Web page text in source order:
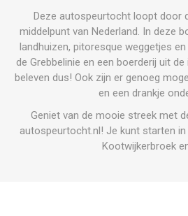
Deze autospeurtocht loopt door
middelpunt van Nederland. In deze
landhuizen, pitoresque weggetjes
de Grebbelinie en een boerderij uit
beleven dus! Ook zijn er genoeg
en een drankje
Geniet van de mooie streek met
autospeurtocht.nl! Je kunt starten in
Kootwijkerbroek